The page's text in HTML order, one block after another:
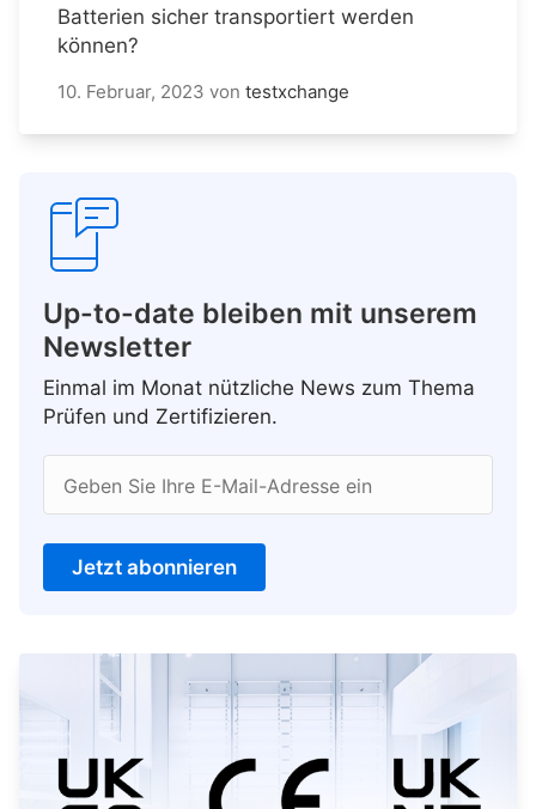
Batterien sicher transportiert werden
können?
10. Februar, 2023 von testxchange
Up-to-date bleiben mit unserem
Newsletter
Einmal im Monat nützliche News zum Thema
Prüfen und Zertifizieren.
Geben Sie Ihre E-Mail-Adresse ein
Jetzt abonnieren